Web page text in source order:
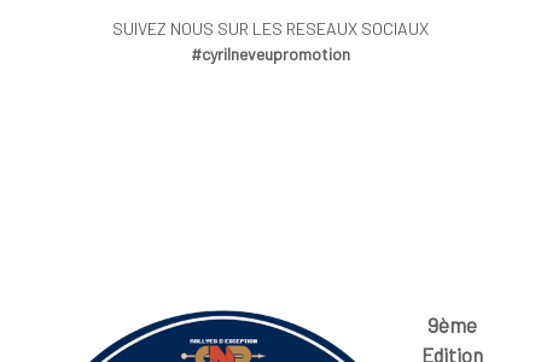
SUIVEZ NOUS SUR LES RESEAUX SOCIAUX
#cyrilneveupromotion
9ème
Edition